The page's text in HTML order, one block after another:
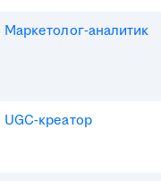
Маркетолог-аналитик
UGC-креатор